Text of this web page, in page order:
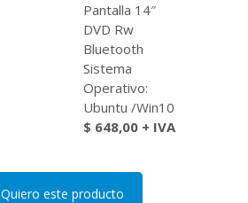
Pantalla 14″
DVD Rw
Bluetooth
Sistema
Operativo:
Ubuntu /Win10
$ 648,00 + IVA
Quiero este producto